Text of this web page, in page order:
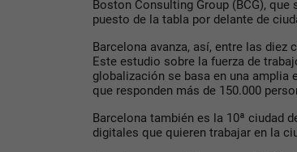
Boston Consulting Group (BCG),
puesto de la tabla por delante de
Barcelona avanza, así, entre las
Este estudio sobre la fuerza de
globalización se basa en una amplia
que responden más de 150.000
Barcelona también es la 10ª ciudad
digitales que quieren trabajar en la